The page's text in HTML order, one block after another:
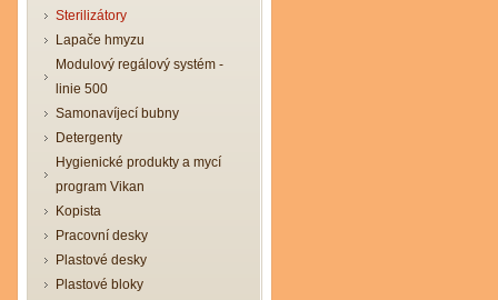
Sterilizátory
Lapače hmyzu
Modulový regálový systém -
linie 500
Samonavíjecí bubny
Detergenty
Hygienické produkty a mycí
program Vikan
Kopista
Pracovní desky
Plastové desky
Plastové bloky